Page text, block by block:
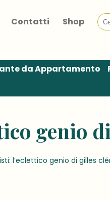
Contatti Shop
da Appartamento
genio
l’eclettico genio di gilles